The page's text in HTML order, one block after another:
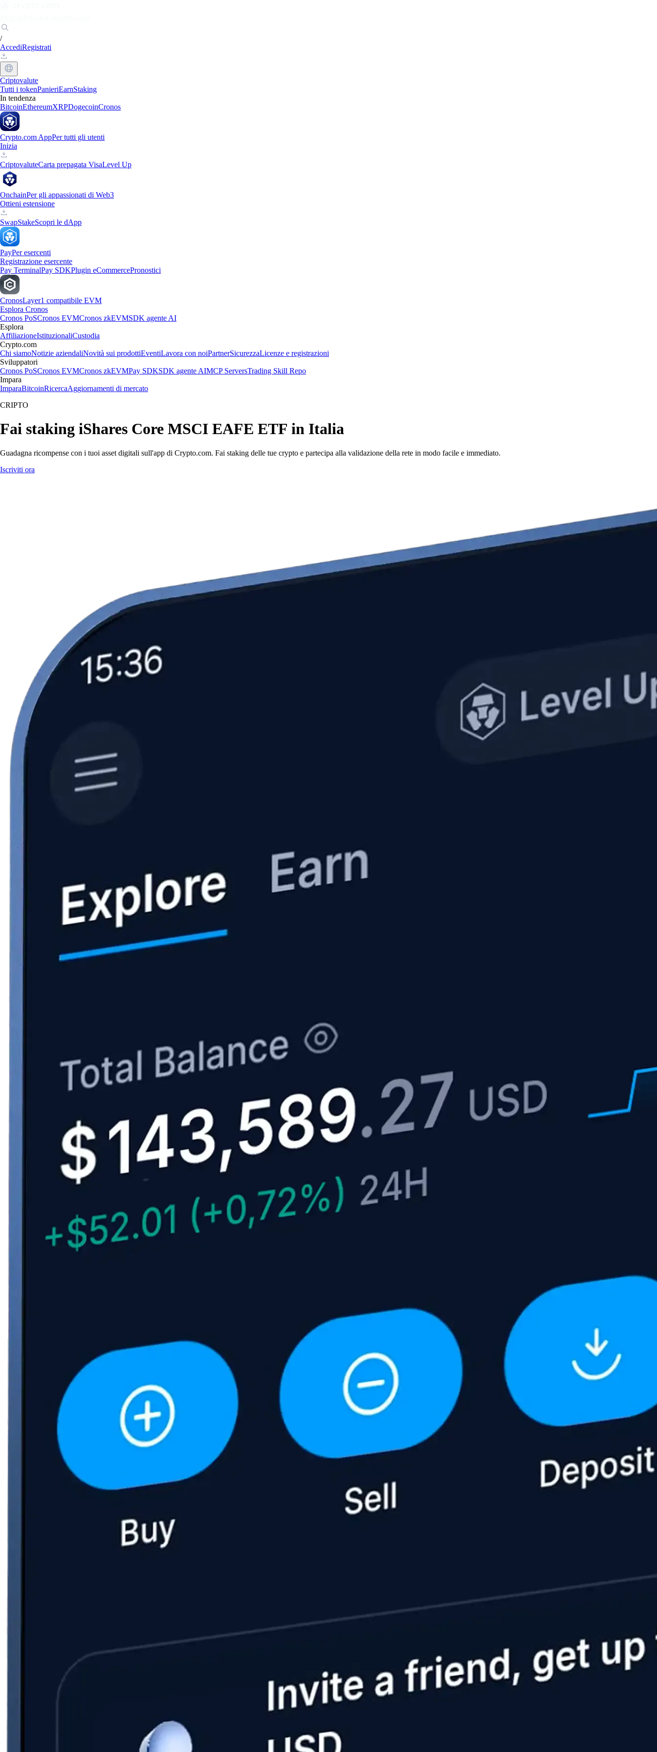
/
AccediRegistrati
Criptovalute
Tutti i tokenPanieriEarnStaking
In tendenza
BitcoinEthereumXRPDogecoinCronos
Crypto.com AppPer tutti gli utenti
Inizia
CriptovaluteCarta prepagata VisaLevel Up
OnchainPer gli appassionati di Web3
Ottieni estensione
SwapStakeScopri le dApp
PayPer esercenti
Registrazione esercente
Pay TerminalPay SDKPlugin eCommercePronostici
CronosLayer1 compatibile EVM
Esplora Cronos
Cronos PoSCronos EVMCronos zkEVMSDK agente AI
Esplora
AffiliazioneIstituzionaliCustodia
Crypto.com
Chi siamoNotizie aziendaliNovità sui prodottiEventiLavora con noiPartnerSicurezzaLicenze e registrazioni
Sviluppatori
Cronos PoSCronos EVMCronos zkEVMPay SDKSDK agente AIMCP ServersTrading Skill Repo
Impara
ImparaBitcoinRicercaAggiornamenti di mercato
CRIPTO
Fai staking iShares Core MSCI EAFE ETF in Italia
Guadagna ricompense con i tuoi asset digitali sull'app di Crypto.com. Fai staking delle tue crypto e partecipa alla validazione della rete in modo facile e immediato.
Iscriviti ora